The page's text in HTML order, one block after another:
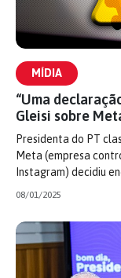
MÍDIA
“Uma
Gleisi sobre
Presidenta do PT
Meta (empresa
Instagram) decidiu
08/01/2025